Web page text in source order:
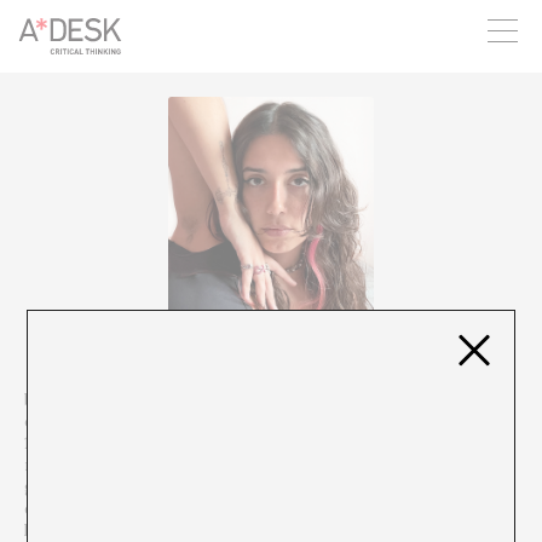
crees también en A*DESK seguimos necesitándote para poder
seguir adelante. Ahora puedes participar del proyecto y
apoyarlo.
blanca arias (ella/elle) es artista, investigadore, bruja y lesbiana,
comprometida con el amor y la crítica. Nacide en Barcelona en
1998 bajo el signo de escorpio, siente una especial
responsabilidad para con la confección de imaginarios que
generen mundos más habitables para todos los cuerpos. Algunas
de sus líneas de trabajo recurrentes son la exploración del
lesbianismo como vía de resistencia, el vínculo entre la feminidad